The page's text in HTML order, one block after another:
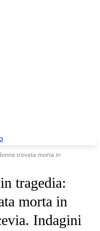
trovata morta in
tragedia:
morta in
Indagini